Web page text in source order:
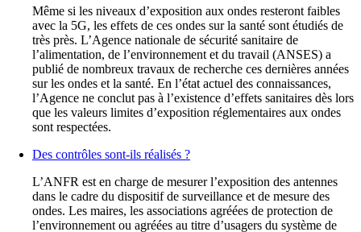
L’ensemble des résultats de ces mesures est publié sur
cartoradio.fr , qui permet déjà d’avoir accès à plus de 60 000
mesures réalisées sur le territoire français.
Le Gouvernement a décidé de renforcer les contrôles dans le
cadre d’un plan spécifique qui triple le nombre de contrôles.
L’ANFR sera en charge en particulier dans les prochains mois
de mesurer l’exposition des antennes avant et après le
déploiement de la 5G. 4 800 mesures sont prévues d’ici fin
permettront de disposer d’informations objectives sur
Comment faire mesurer l’exposition sur ma commune ?
Il est possible pour n’importe quelle personne de solliciter des